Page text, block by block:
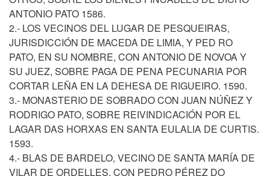
ANTONIO PATO 1586.
2.- LOS VECINOS DEL LUGAR DE PESQUEIRAS,
JURISDICCIÓN DE MACEDA DE LIMIA, Y PED RO
PATO, EN SU NOMBRE, CON ANTONIO DE NOVOA Y
SU JUEZ, SOBRE PAGA DE PENA PECUNARIA POR
CORTAR LEÑA EN LA DEHESA DE RIGUEIRO. 1590.
3.- MONASTERIO DE SOBRADO CON JUAN NÚÑEZ Y
RODRIGO PATO, SOBRE REIVINDICACIÓN POR EL
LAGAR DAS HORXAS EN SANTA EULALIA DE CURTIS.
1593.
4.- BLAS DE BARDELO, VECINO DE SANTA MARÍA DE
VILAR DE ORDELLES, CON PEDRO PÉREZ DO